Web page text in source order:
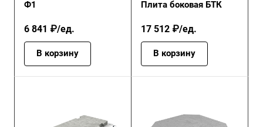
Ф1
6 841 ₽/ед.
В корзину
Плита боковая БТК
17 512 ₽/ед.
В корзину